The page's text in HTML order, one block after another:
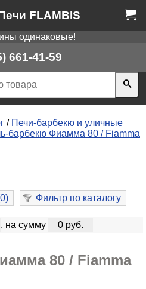
FLAMBIS
одинаковые!
661-41-59
/ Печи-барбекю и уличные
барбекю Фиамма 80 / Fiamma
0) Фильтр по каталогу
, на сумму 0 руб.
80 / Fiamma